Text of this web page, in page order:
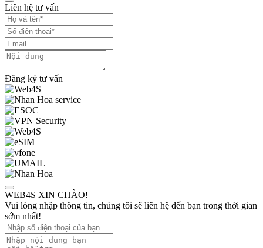
Liên hệ tư vấn
Đăng ký tư vấn
WEB4S XIN CHÀO!
Vui lòng nhập thông tin, chúng tôi sẽ liên hệ đến bạn trong thời gian
sớm nhất!